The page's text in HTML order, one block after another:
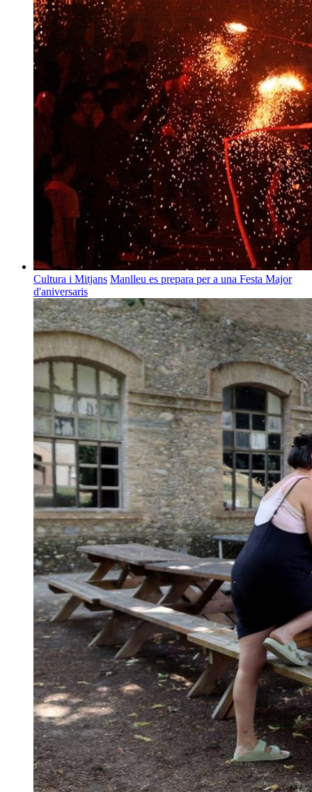
Cultura i Mitjans Manlleu es prepara per a una Festa Major
d'aniversaris